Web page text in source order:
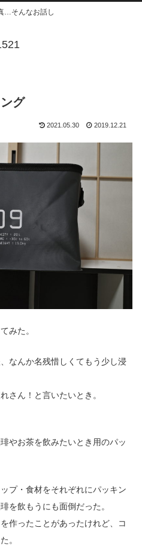
…そんなお話し
グ
2021.05.30 2019.12.21
みた。
なんか名残惜しくてもう少し浸
さん！と言いたいとき。
やお茶を飲みたいとき用のパッ
プ・食材をそれぞれにパッキン
を飲もうにも面倒だった。
作ったことがあったけれど、コ
。